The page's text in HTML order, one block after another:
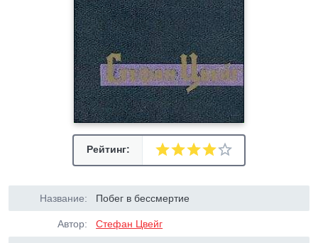
Рейтинг:
Название: Побег в бессмертие
Автор: Стефан Цвейг